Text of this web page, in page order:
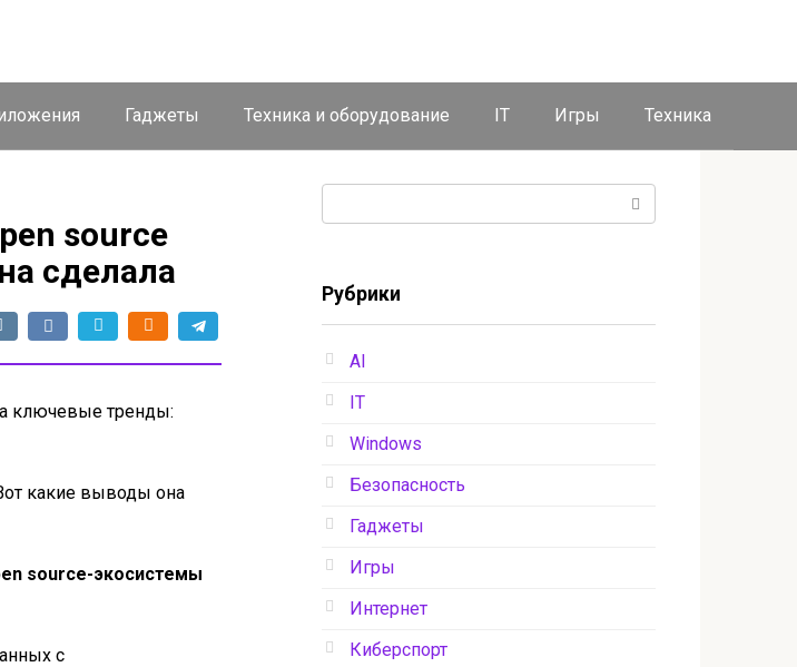
Гаджеты Техника и оборудование IT Игры Техника
source
сделала
ключевые тренды:
source-экосистемы
с
Рубрики
AI
IT
Windows
Безопасность
Гаджеты
Игры
Интернет
Киберспорт